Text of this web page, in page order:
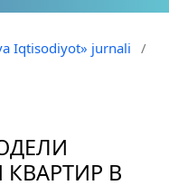
Iqtisodiyot» jurnali
/
В